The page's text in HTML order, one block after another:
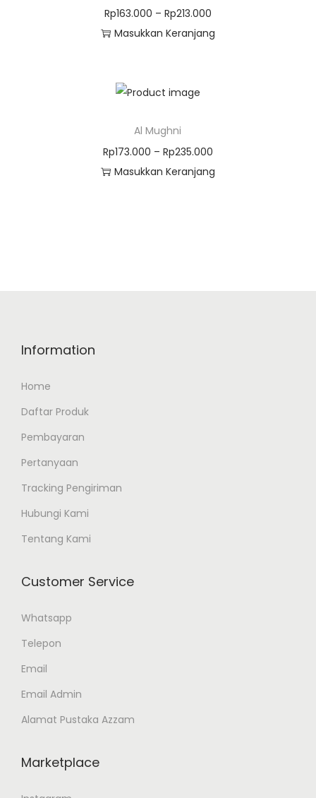
Rp163.000 – Rp213.000
Masukkan Keranjang
Al Mughni
Rp173.000 – Rp235.000
Masukkan Keranjang
Information
Home
Daftar Produk
Pembayaran
Pertanyaan
Tracking Pengiriman
Hubungi Kami
Tentang Kami
Customer Service
Whatsapp
Telepon
Email
Email Admin
Alamat Pustaka Azzam
Marketplace